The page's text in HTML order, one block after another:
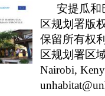
安提瓜和
区规划署版
保留所有权
区规划署区
Nairobi,